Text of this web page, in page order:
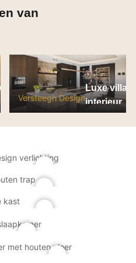
van
Zuid-
Versteegh Design
Luxe villa
interieur